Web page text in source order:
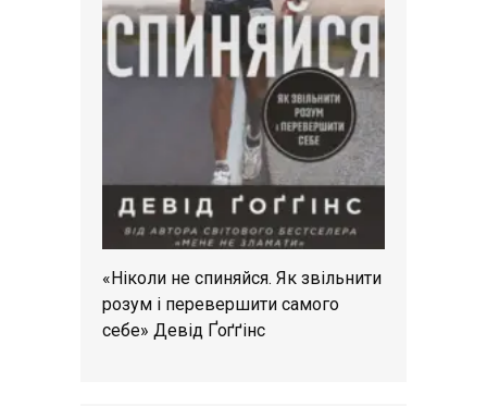
«Ніколи не спиняйся. Як звільнити
розум і перевершити самого
себе» Девід Ґоґґінс